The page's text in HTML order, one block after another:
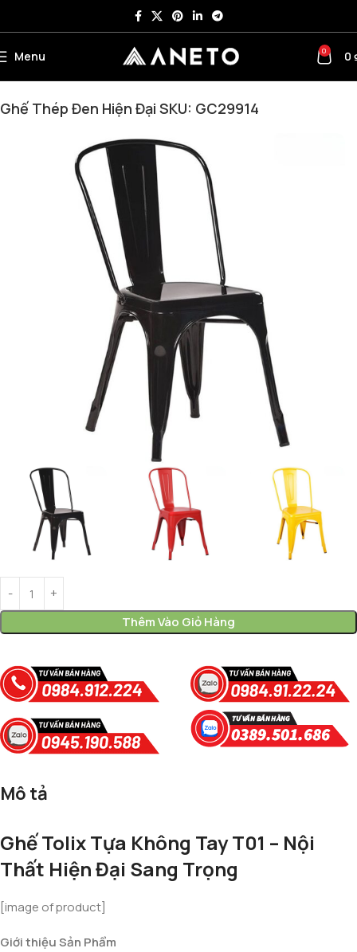
Menu 0 0
Ghế Thép Đen Hiện Đại SKU: GC29914
Thêm Vào Giỏ Hàng
Mô tả
Ghế Tolix Tựa Không Tay T01 – Nội
Thất Hiện Đại Sang Trọng
[image of product]
Giới thiệu Sản Phẩm